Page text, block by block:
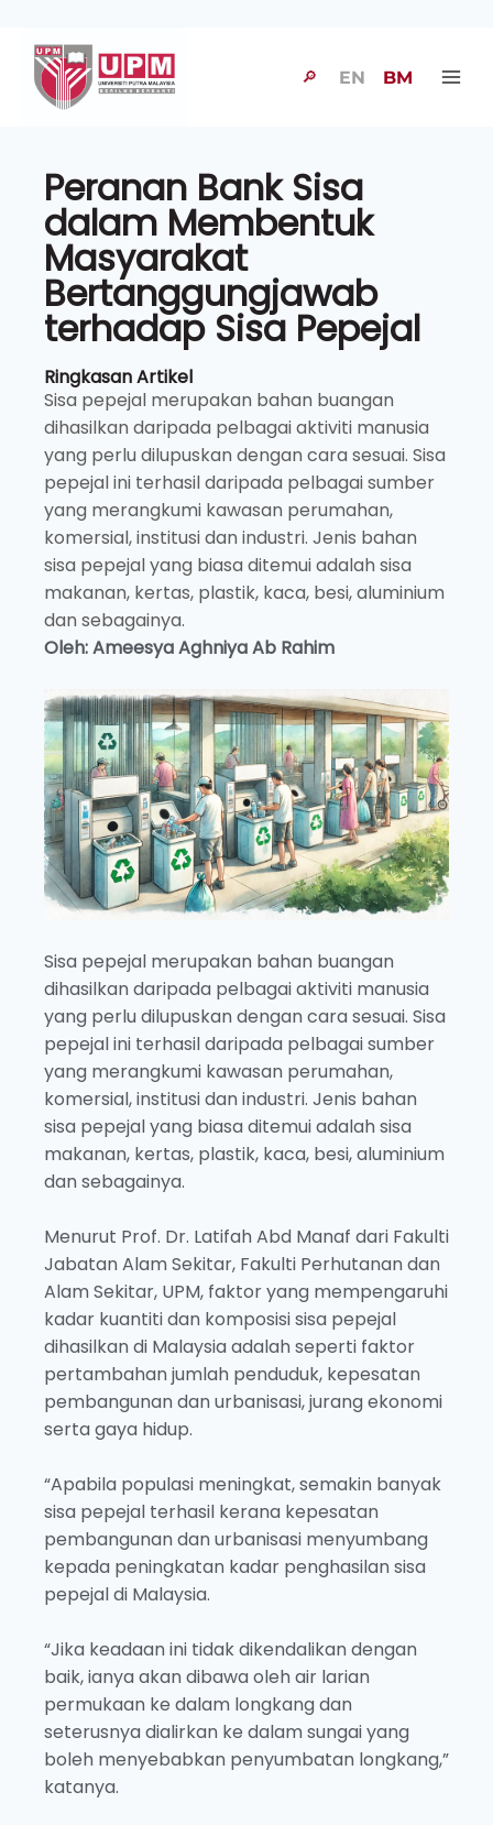
🔎 EN BM
Peranan Bank Sisa
dalam Membentuk
Masyarakat
Bertanggungjawab
terhadap Sisa Pepejal
Ringkasan Artikel
Sisa pepejal merupakan bahan buangan
dihasilkan daripada pelbagai aktiviti manusia
yang perlu dilupuskan dengan cara sesuai. Sisa
pepejal ini terhasil daripada pelbagai sumber
yang merangkumi kawasan perumahan,
komersial, institusi dan industri. Jenis bahan
sisa pepejal yang biasa ditemui adalah sisa
makanan, kertas, plastik, kaca, besi, aluminium
dan sebagainya.
Oleh: Ameesya Aghniya Ab Rahim
Sisa pepejal merupakan bahan buangan
dihasilkan daripada pelbagai aktiviti manusia
yang perlu dilupuskan dengan cara sesuai. Sisa
pepejal ini terhasil daripada pelbagai sumber
yang merangkumi kawasan perumahan,
komersial, institusi dan industri. Jenis bahan
sisa pepejal yang biasa ditemui adalah sisa
makanan, kertas, plastik, kaca, besi, aluminium
dan sebagainya.
Menurut Prof. Dr. Latifah Abd Manaf dari Fakulti
Jabatan Alam Sekitar, Fakulti Perhutanan dan
Alam Sekitar, UPM, faktor yang mempengaruhi
kadar kuantiti dan komposisi sisa pepejal
dihasilkan di Malaysia adalah seperti faktor
pertambahan jumlah penduduk, kepesatan
pembangunan dan urbanisasi, jurang ekonomi
serta gaya hidup.
“Apabila populasi meningkat, semakin banyak
sisa pepejal terhasil kerana kepesatan
pembangunan dan urbanisasi menyumbang
kepada peningkatan kadar penghasilan sisa
pepejal di Malaysia.
“Jika keadaan ini tidak dikendalikan dengan
baik, ianya akan dibawa oleh air larian
permukaan ke dalam longkang dan
seterusnya dialirkan ke dalam sungai yang
boleh menyebabkan penyumbatan longkang,”
katanya.